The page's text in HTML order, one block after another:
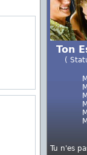
Ton
(
Tu n'es